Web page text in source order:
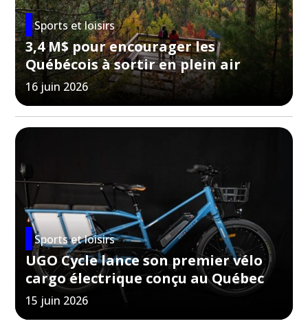
Sports et loisirs
3,4 M$ pour encourager les
Québécois à sortir en plein air
16 juin 2026
Sports et loisirs
UGO Cycle lance son premier vélo
cargo électrique conçu au Québec
15 juin 2026